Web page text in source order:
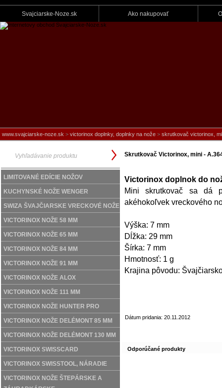
Svajciarske-Noze.sk Ako nakupovať
www.svajciarske-noze.sk > victorinox doplnky, doplnky na nože > skrutkovač victorinox,
LIMITOVANÉ EDÍCIE NOŽOV
KUCHYNSKÉ NOŽE WENGER
SWIZA ŠVAJČIARSKE VRECKOVÉ NOŽE
VICTORINOX NOŽE 58 MM
VICTORINOX NOŽE 65 MM
VICTORINOX NOŽE 84 MM
VICTORINOX NOŽE 91 MM
VICTORINOX NOŽE ALOX
VICTORINOX NOŽE 111 MM
VICTORINOX NOŽE HUNTER PRO
VICTORINOX NOŽE DELÉMONT 85 MM
VICTORINOX NOŽE DELÉMONT 130 MM
VICTORINOX SWISSCARD
VICTORINOX SWISSTOOL, NÁRADIE
VICTORINOX NOŽE ŠTEPÁRSKE A
Skrutkovač Victorinox, mini -
Victorinox doplnok do
Mini skrutkovač sa dá
akéhokoľvek vreckového
Výška: 7 mm
Dĺžka: 29 mm
Šírka: 7 mm
Hmotnosť: 1 g
Krajina pôvodu:
Dátum pridania: 20.11.2012
Odporúčané produkty